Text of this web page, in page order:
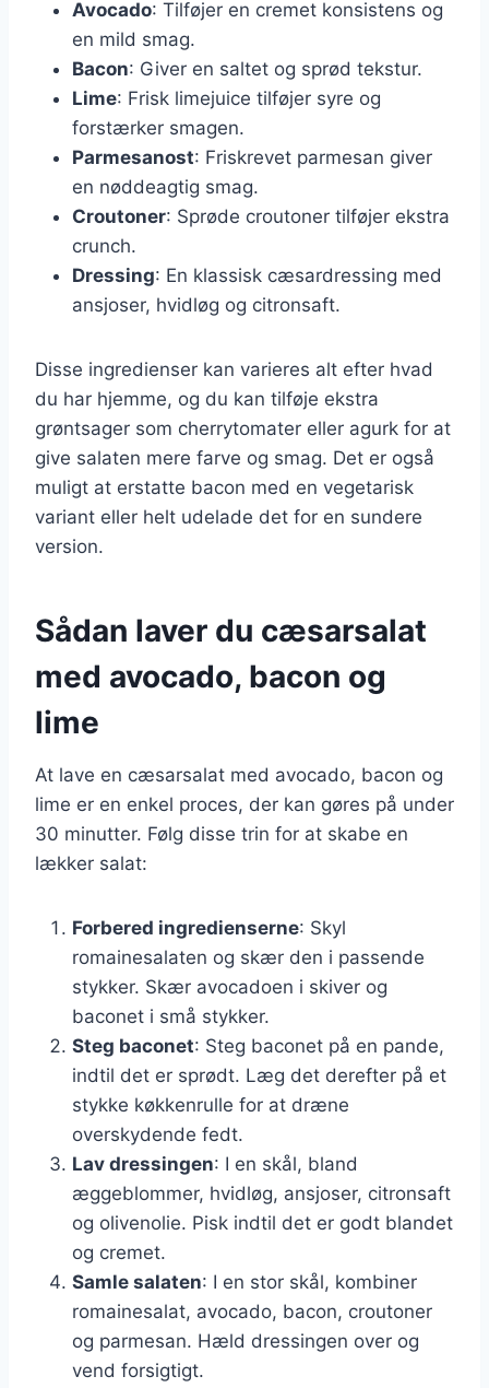
Avocado: Tilføjer en cremet konsistens og
en mild smag.
Bacon: Giver en saltet og sprød tekstur.
Lime: Frisk limejuice tilføjer syre og
forstærker smagen.
Parmesanost: Friskrevet parmesan giver
en nøddeagtig smag.
Croutoner: Sprøde croutoner tilføjer ekstra
crunch.
Dressing: En klassisk cæsardressing med
ansjoser, hvidløg og citronsaft.
Disse ingredienser kan varieres alt efter hvad
du har hjemme, og du kan tilføje ekstra
grøntsager som cherrytomater eller agurk for at
give salaten mere farve og smag. Det er også
muligt at erstatte bacon med en vegetarisk
variant eller helt udelade det for en sundere
version.
Sådan laver du cæsarsalat
med avocado, bacon og
lime
At lave en cæsarsalat med avocado, bacon og
lime er en enkel proces, der kan gøres på under
30 minutter. Følg disse trin for at skabe en
lækker salat:
Forbered ingredienserne: Skyl
romainesalaten og skær den i passende
stykker. Skær avocadoen i skiver og
baconet i små stykker.
Steg baconet: Steg baconet på en pande,
indtil det er sprødt. Læg det derefter på et
stykke køkkenrulle for at dræne
overskydende fedt.
Lav dressingen: I en skål, bland
æggeblommer, hvidløg, ansjoser, citronsaft
og olivenolie. Pisk indtil det er godt blandet
og cremet.
Samle salaten: I en stor skål, kombiner
romainesalat, avocado, bacon, croutoner
og parmesan. Hæld dressingen over og
vend forsigtigt.